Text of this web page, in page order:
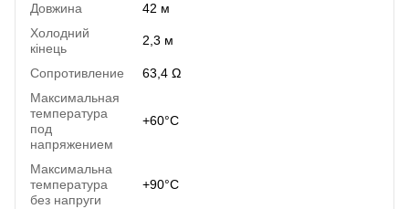
Довжина
42 м
Холодний
кінець
2,3 м
Сопротивление
63,4 Ω
Максимальная
температура
под
напряжением
+60°C
Максимальна
температура
без напруги
+90°C